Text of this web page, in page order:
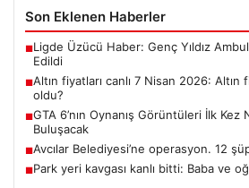
Son Eklenen Haberler
■Ligde Üzücü Haber: Genç Yıldız
Edildi
■Altın fiyatları canlı 7 Nisan 2026:
oldu?
■GTA 6’nın Oynanış Görüntüleri İlk Kez
Buluşacak
■Avcılar Belediyesi’ne operasyon. 12
■Park yeri kavgası kanlı bitti: Baba ve